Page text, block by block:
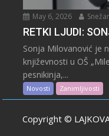
May 6, 2026
RETKI LJUDI:
Sonja Milovanović je
književnosti u OŠ
pesnikinja,...
Novosti Zanimljivosti
Copyright ©